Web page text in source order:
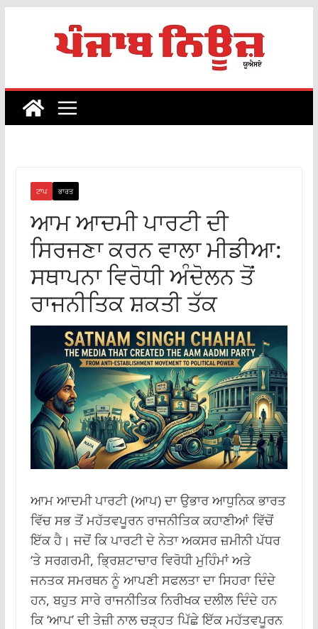
ਟਾਪ ਭਾਰਤ
ਆਮ ਆਦਮੀ ਪਾਰਟੀ ਦੀ
ਸਿਰਜਣਾ ਕਰਨ ਵਾਲਾ ਮੀਡੀਆ:
ਸਥਾਪਨਾ ਵਿਰੋਧੀ ਅੰਦੋਲਨ ਤੋਂ
ਰਾਜਨੀਤਿਕ ਸ਼ਕਤੀ ਤੱਕ
ਆਮ ਆਦਮੀ ਪਾਰਟੀ (ਆਪ) ਦਾ ਉਭਾਰ ਆਧੁਨਿਕ ਭਾਰਤ
ਵਿੱਚ ਸਭ ਤੋਂ ਮਹੱਤਵਪੂਰਨ ਰਾਜਨੀਤਿਕ ਕਹਾਣੀਆਂ ਵਿੱਚੋਂ
ਇੱਕ ਹੈ। ਜਦੋਂ ਕਿ ਪਾਰਟੀ ਦੇ ਨੇਤਾ ਅਕਸਰ ਜ਼ਮੀਨੀ ਪੱਧਰ
‘ਤੇ ਸਰਗਰਮੀ, ਭ੍ਰਿਸ਼ਟਾਚਾਰ ਵਿਰੋਧੀ ਮੁਹਿੰਮਾਂ ਅਤੇ
ਜਨਤਕ ਸਮਰਥਨ ਨੂੰ ਆਪਣੀ ਸਫਲਤਾ ਦਾ ਸਿਹਰਾ ਦਿੰਦੇ
ਹਨ, ਬਹੁਤ ਸਾਰੇ ਰਾਜਨੀਤਿਕ ਨਿਰੀਖਕ ਦਲੀਲ ਦਿੰਦੇ ਹਨ
ਕਿ ‘ਆਪ’ ਦੀ ਤੇਜ਼ੀ ਨਾਲ ਚੜ੍ਹਤ ਪਿੱਛੇ ਇੱਕ ਮਹੱਤਵਪੂਰਨ